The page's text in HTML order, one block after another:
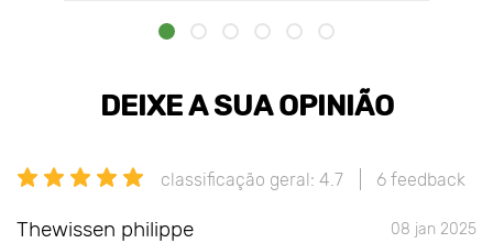
DEIXE A SUA OPINIÃO
classificação geral: 4.7 6 feedback
Thewissen philippe 08 jan 2025